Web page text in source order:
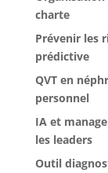
charte
Prévenir les
prédictive
QVT en
personnel
IA et
les leaders
Outil